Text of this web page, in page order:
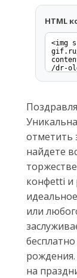
HTML
отметить
найдете
конфetti и
или
на